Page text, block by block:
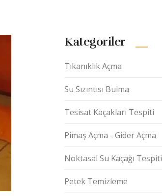
Kategoriler
Tıkanıklık Açma
Su Sızıntısı Bulma
Tesisat Kaçakları Tespiti
Pimaş Açma - Gider Açma
Noktasal Su Kaçağı Tespiti
Petek Temizleme